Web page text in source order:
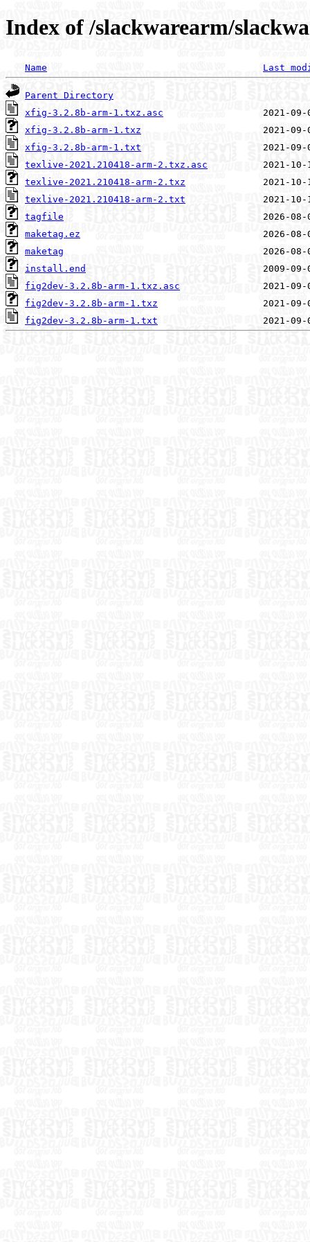
Index of /slackwarearm/
Name Last
Parent Directory
xfig-3.2.8b-arm-1.txz.asc
xfig-3.2.8b-arm-1.txz
xfig-3.2.8b-arm-1.txt
texlive-2021.210418-arm-2.txz.asc
texlive-2021.210418-arm-2.txz
texlive-2021.210418-arm-2.txt
tagfile
maketag.ez
maketag
install.end
fig2dev-3.2.8b-arm-1.txz.asc
fig2dev-3.2.8b-arm-1.txz
fig2dev-3.2.8b-arm-1.txt